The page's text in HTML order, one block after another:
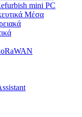
mini PC
Μέσα